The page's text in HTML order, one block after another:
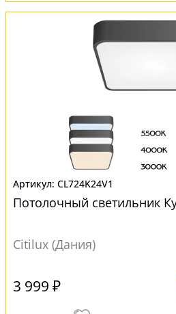
CL724K24V1
Потолочный светильник
Citilux (Дания)
3 999 ₽